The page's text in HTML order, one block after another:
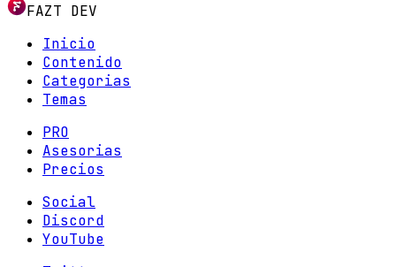
FAZT DEV
Inicio
Contenido
Categorias
Temas
PRO
Asesorias
Precios
Social
Discord
YouTube